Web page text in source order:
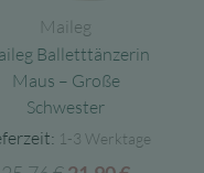
Maileg
Balletttänzerin
Maus – Große
Schwester
1-3 Werktage